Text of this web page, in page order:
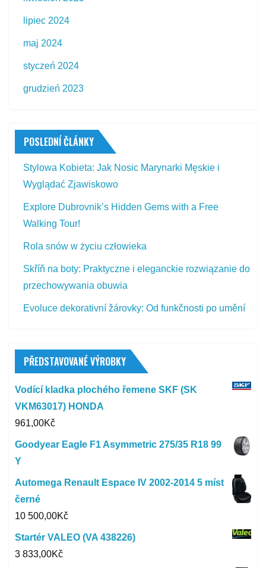
lipiec 2024
maj 2024
styczeń 2024
grudzień 2023
POSLEDNÍ ČLÁNKY
Stylowa Kobieta: Jak Nosic Marynarki Męskie i
Wyglądać Zjawiskowo
Explore Dubrovnik’s Hidden Gems with a Free
Walking Tour!
Rola snów w życiu człowieka
Skříň na boty: Praktyczne i eleganckie rozwiązanie do
przechowywania obuwia
Evoluce dekorativní žárovky: Od funkčnosti po umění
PŘEDSTAVOVANÉ VÝROBKY
Vodící kladka plochého řemene SKF (SK
VKM63017) HONDA
961,00Kč
Goodyear Eagle F1 Asymmetric 275/35 R18 99
Y
Automega Renault Espace IV 2002-2014 5 míst
černé
10 500,00Kč
Startér VALEO (VA 438226)
3 833,00Kč